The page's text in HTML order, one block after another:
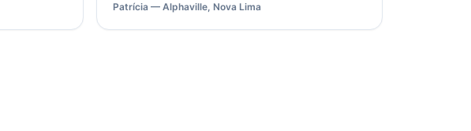
Patrícia — Alphaville, Nova Lima